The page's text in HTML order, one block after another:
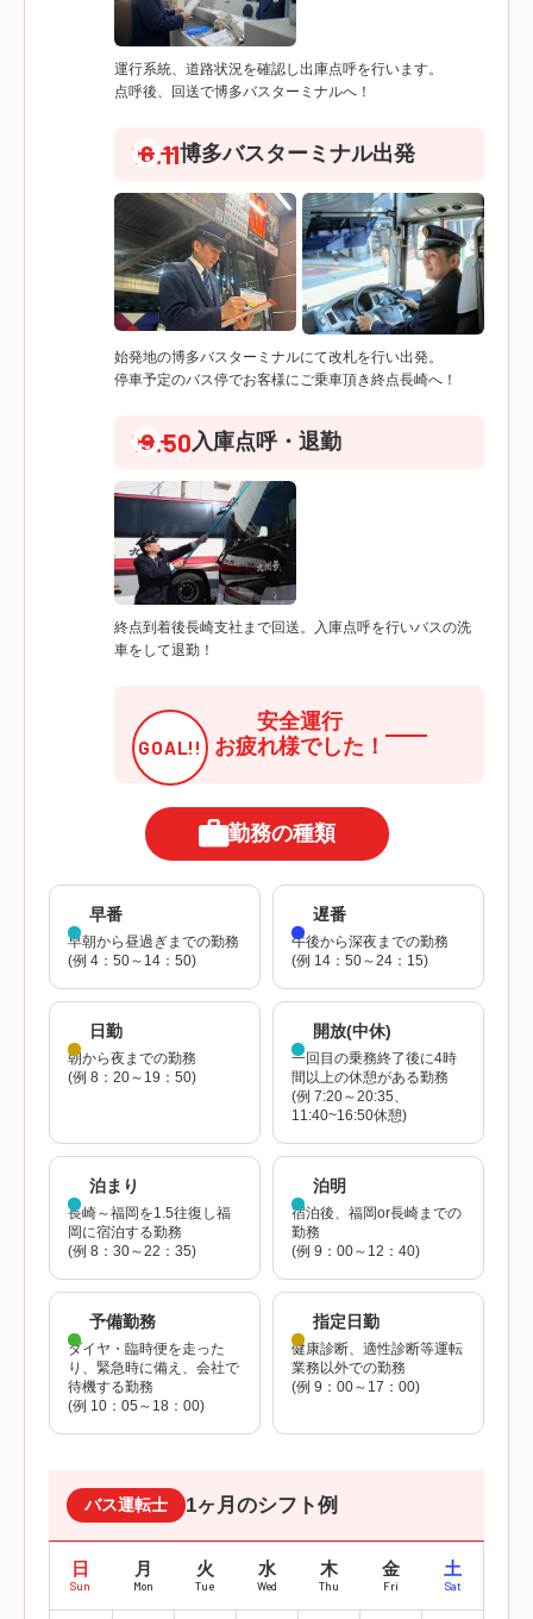
運行系統、道路状況を確認し出庫点呼を行います。
点呼後、回送で博多バスターミナルへ！
16:11博多バスターミナル出発
始発地の博多バスターミナルにて改札を行い出発。
停車予定のバス停でお客様にご乗車頂き終点長崎へ！
19:50 入庫点呼・退勤
終点到着後長崎支社まで回送。入庫点呼を行いバスの洗
車をして退勤！
安全運行
お疲れ様でした！
勤務の種類
早番
早朝から昼過ぎまでの勤務
(例 4：50～14：50)
遅番
午後から深夜までの勤務
(例 14：50～24：15)
日勤
朝から夜までの勤務
(例 8：20～19：50)
開放(中休)
一回目の乗務終了後に4時
間以上の休憩がある勤務
(例 7:20～20:35、
11:40~16:50休憩)
泊まり
長崎～福岡を1.5往復し福
岡に宿泊する勤務
(例 8：30～22：35)
泊明
宿泊後、福岡or長崎までの
勤務
(例 9：00～12：40)
予備勤務
ダイヤ・臨時便を走った
り、緊急時に備え、会社で
待機する勤務
(例 10：05～18：00)
指定日勤
健康診断、適性診断等運転
業務以外での勤務
(例 9：00～17：00)
バス運転士 1ヶ月のシフト例
日
Sun
月
Mon
火
Tue
水
Wed
木
Thu
金
Fri
土
Sat